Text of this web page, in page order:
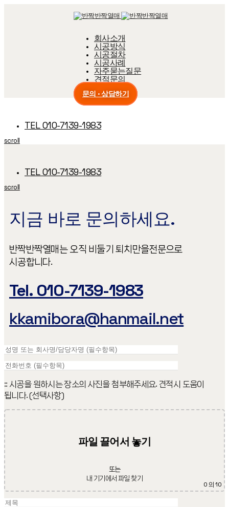
회사소개
시공방식
시공절차
시공사례
자주묻는질문
견적문의
문의 · 상담하기
TEL 010-7139-1983
scroll
TEL 010-7139-1983
scroll
지금 바로 문의하세요.
반짝반짝열매는 오직 비둘기 퇴치만을​ 전문으로
시공합니다.
Tel. 010-7139-1983
kkamibora@hanmail.net
:: 시공을 원하시는 장소의 사진을 첨부해주세요. 견적시 도움이
됩니다. (선택사항)
파일 끌어서 놓기
또는
내 기기에서 파일 찾기
0의 10